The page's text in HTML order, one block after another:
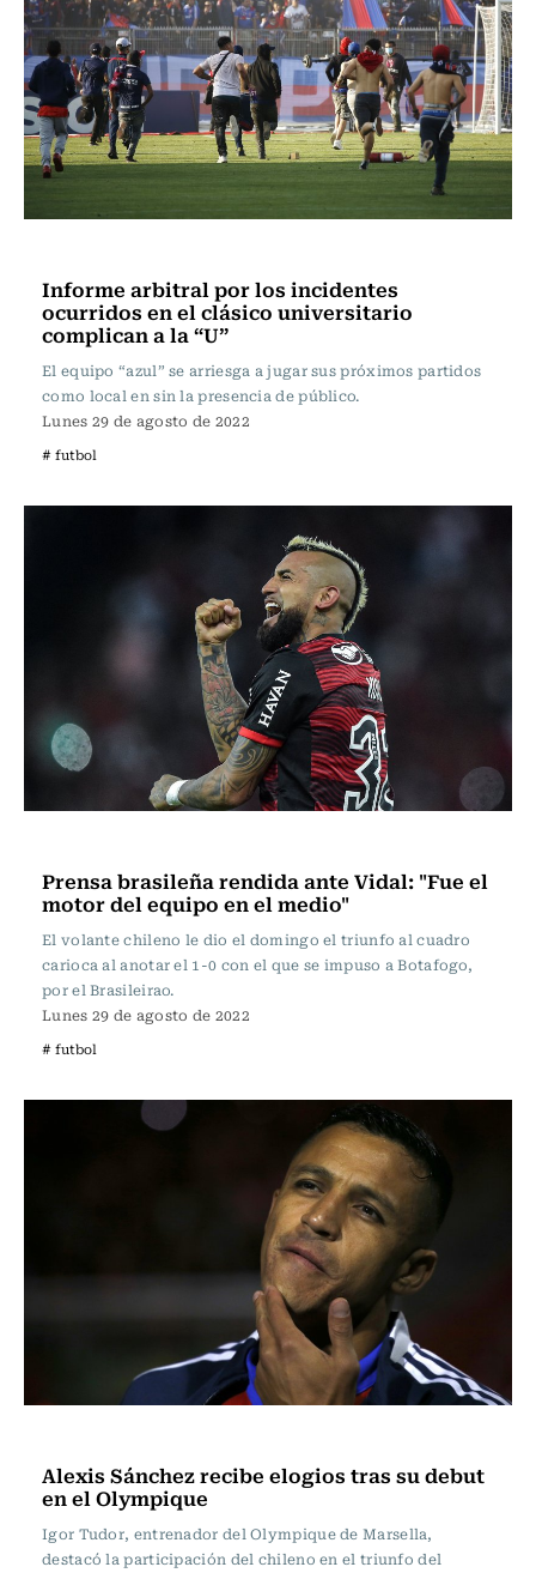
Informe arbitral por los incidentes
ocurridos en el clásico universitario
complican a la “U”
El equipo “azul” se arriesga a jugar sus próximos partidos
como local en sin la presencia de público.
Lunes 29 de agosto de 2022
# futbol
Prensa brasileña rendida ante Vidal: "Fue el
motor del equipo en el medio"
El volante chileno le dio el domingo el triunfo al cuadro
carioca al anotar el 1-0 con el que se impuso a Botafogo,
por el Brasileirao.
Lunes 29 de agosto de 2022
# futbol
Alexis Sánchez recibe elogios tras su debut
en el Olympique
Igor Tudor, entrenador del Olympique de Marsella,
destacó la participación del chileno en el triunfo del